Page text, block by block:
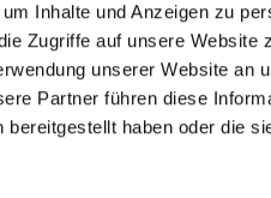
Inhalte und Anzeigen zu
Zugriffe auf unsere Website
unserer Website an
Partner führen diese
bereitgestellt haben oder die